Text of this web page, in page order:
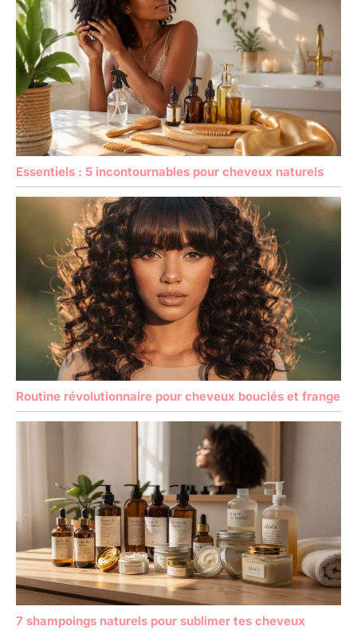
Essentiels : 5 incontournables pour cheveux naturels
Routine révolutionnaire pour cheveux bouclés et frange
7 shampoings naturels pour sublimer tes cheveux